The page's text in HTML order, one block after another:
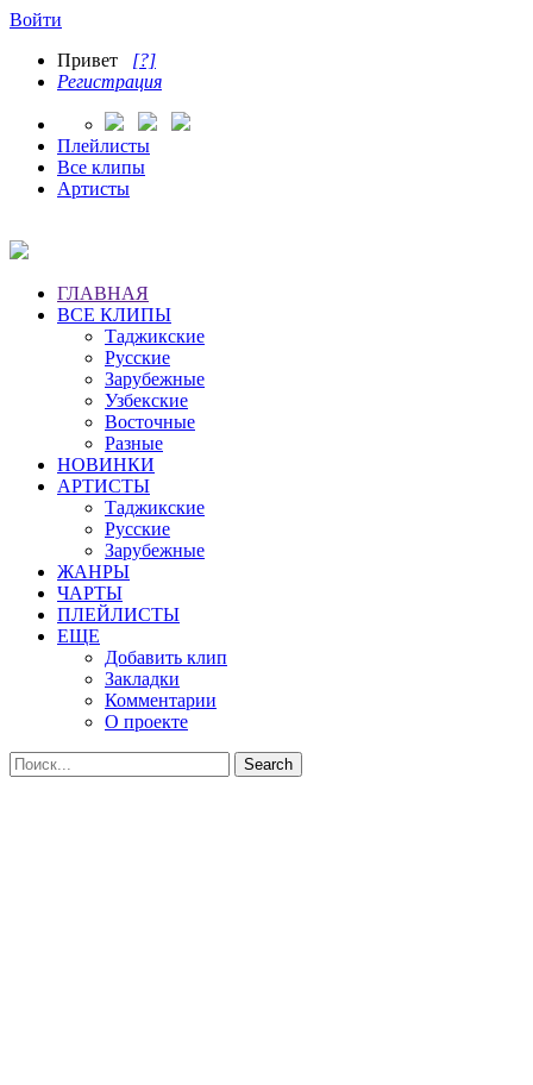
Войти
Привет [?]
Регистрация
Плейлисты
Все клипы
Артисты
ГЛАВНАЯ
ВСЕ КЛИПЫ
Таджикские
Русские
Зарубежные
Узбекские
Восточные
Разные
НОВИНКИ
АРТИСТЫ
Таджикские
Русские
Зарубежные
ЖАНРЫ
ЧАРТЫ
ПЛЕЙЛИСТЫ
ЕЩЕ
Добавить клип
Закладки
Комментарии
О проекте